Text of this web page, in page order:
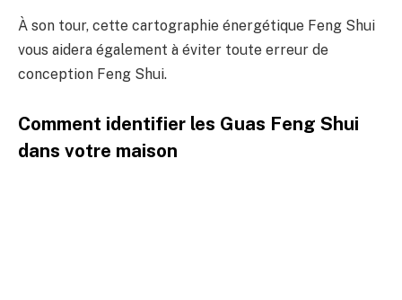
À son tour, cette cartographie énergétique Feng Shui
vous aidera également à éviter toute erreur de
conception Feng Shui.
Comment identifier les Guas Feng Shui
dans votre maison